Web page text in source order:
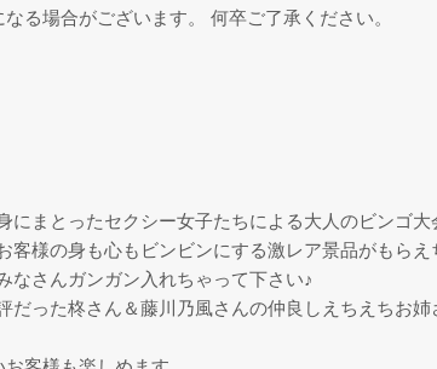
る場合がございます。 何卒ご了承ください。
にまとったセクシー女子たちによる大人のビンゴ大
客様の身も心もビンビンにする激レア景品がもら
なさんガンガン入れちゃって下さい♪
だった柊さん＆藤川乃風さんの仲良しえちえちお